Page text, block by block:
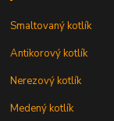
Smaltovaný kotlík
Antikorový kotlík
Nerezový kotlík
Medený kotlík